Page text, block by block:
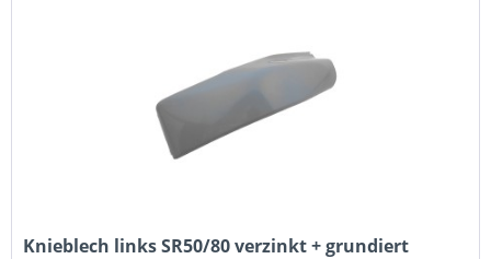
Knieblech links SR50/80 verzinkt + grundiert